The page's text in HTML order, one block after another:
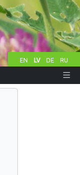
EN LV DE RU